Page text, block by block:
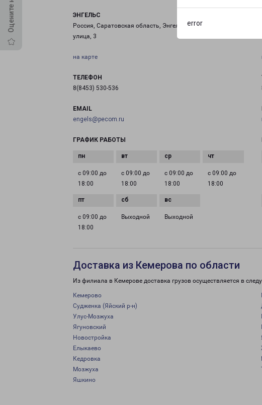
error
ЭНГЕЛЬС
Россия, Саратовская область, Энгельс, Промышленная
улица, 3
на карте
ТЕЛЕФОН
8(8453) 530-536
EMAIL
engels@pecom.ru
ГРАФИК РАБОТЫ
с 09:00 до
18:00
с 09:00 до
18:00
с 09:00 до
18:00
с 09:00 до
18:00
с 09:00 до
18:00
Выходной Выходной
Доставка из Кемерова по области
Из филиала в Кемерове доставка грузов осуществляется в
Кемерово
Судженка (Яйский р-н)
Улус-Мозжуха
Ягуновский
Новостройка
Елыкаево
Кедровка
Мозжуха
Яшкино